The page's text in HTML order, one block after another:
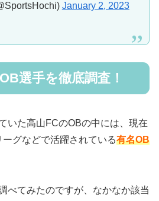
January 2, 2023
選手を徹底調査！
いた高山FCのOBの中には、現在
グなどで活躍されている有名OB
べてみたのですが、なかなか該当